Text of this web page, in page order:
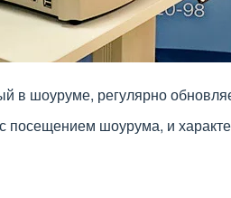
в шоуруме, регулярно
шоурума, и